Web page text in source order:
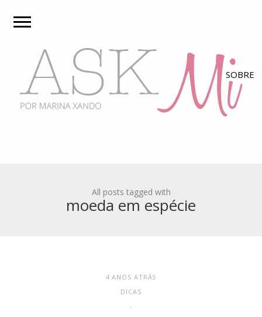
All posts tagged with
moeda em espécie
4 ANOS ATRÁS
DICAS
-